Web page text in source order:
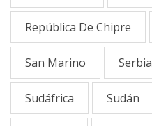
República De Chipre
San Marino Serbia
Sudáfrica Sudán